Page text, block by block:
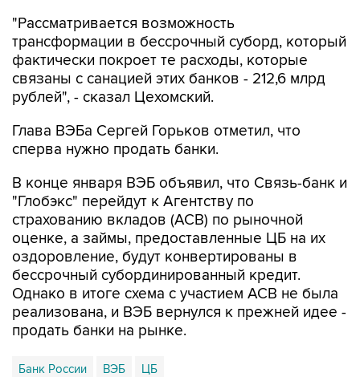
"Рассматривается возможность
трансформации в бессрочный суборд, который
фактически покроет те расходы, которые
связаны с санацией этих банков - 212,6 млрд
рублей", - сказал Цехомский.
Глава ВЭБа Сергей Горьков отметил, что
сперва нужно продать банки.
В конце января ВЭБ объявил, что Связь-банк и
"Глобэкс" перейдут к Агентству по
страхованию вкладов (АСВ) по рыночной
оценке, а займы, предоставленные ЦБ на их
оздоровление, будут конвертированы в
бессрочный субординированный кредит.
Однако в итоге схема с участием АСВ не была
реализована, и ВЭБ вернулся к прежней идее -
продать банки на рынке.
Банк России ВЭБ ЦБ